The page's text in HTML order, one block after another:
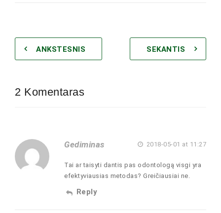
ANKSTESNIS SEKANTIS
2 Komentaras
Gediminas 2018-05-01 at 11:27
Tai ar taisyti dantis pas odontologą visgi yra
efektyviausias metodas? Greičiausiai ne.
Reply